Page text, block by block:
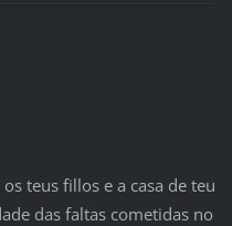
teus fillos e a casa de teu
das faltas cometidas no